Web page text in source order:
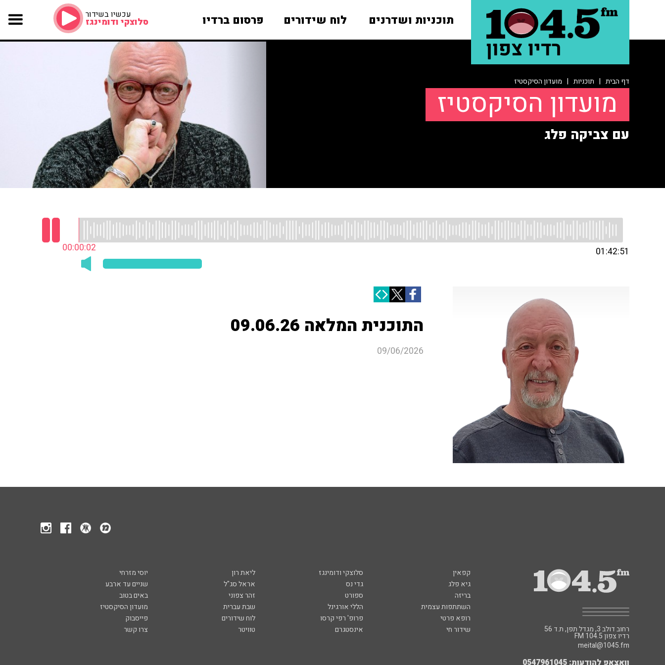
תוכניות ושדרנים לוח שידורים פרסום ברדיו עכשיו בשידור
סלוצקי ודומינגז
דף הבית | תוכניות | מועדון הסיקסטיז
מועדון הסיקסטיז
עם צביקה פלג
00:00:03 01:42:51
התוכנית המלאה 09.06.26
09/06/2026
קפאין סלוצקי ודומינגז ליאת רון
יוסי מזרחי
גיא פלג
גדי נס אראל סג"ל
שניים עד ארבע
בריזה
ספורט זהר צפוני
באים בטוב
השתתפות עצמית
הללי אורגינל שבת עברית
מועדון הסיקסטיז
רופא פרטי
פרופ' רפי קרסו לוח שידורים
פייסבוק
שידור חי
אינסטגרם טוויטר צרו קשר רחוב דולב 3, מגדל תפן, ת.ד 56
FM רדיו צפון 104.5
meital@1045.fm
וואצאפ להודעות: 0547961045